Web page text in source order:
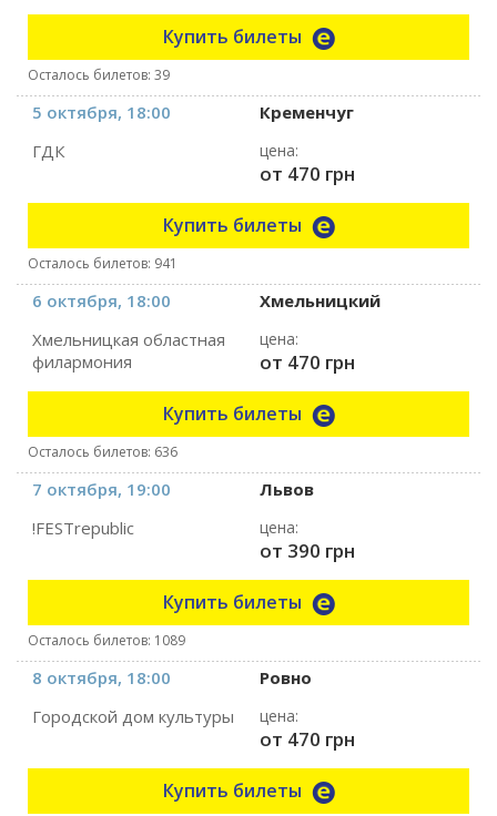
Купить билеты
Осталось билетов: 39
5 октября, 18:00
Кременчуг
ГДК
цена:
от 470 грн
Купить билеты
Осталось билетов: 941
6 октября, 18:00
Хмельницкий
Хмельницкая областная
филармония
цена:
от 470 грн
Купить билеты
Осталось билетов: 636
7 октября, 19:00
Львов
!FESTrepublic
цена:
от 390 грн
Купить билеты
Осталось билетов: 1089
8 октября, 18:00
Ровно
Городской дом культуры
цена:
от 470 грн
Купить билеты